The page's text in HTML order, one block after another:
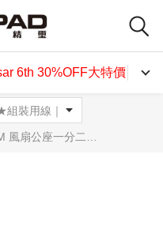
6th 30%OFF大特價🔥
風扇公座一分二線材